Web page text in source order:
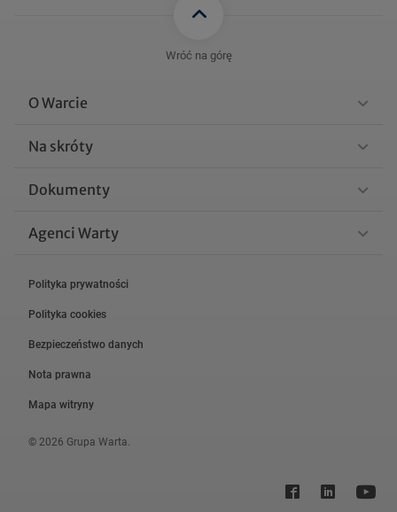
Wróć na górę
O Warcie
Na skróty
Dokumenty
Agenci Warty
© 2026 Grupa Warta.
Polityka prywatności
Polityka cookies
Bezpieczeństwo danych
Nota prawna
Mapa witryny